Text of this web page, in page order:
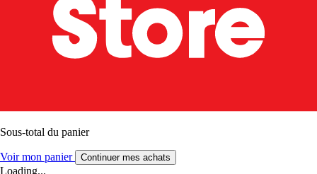
Sous-total du panier
Voir mon panier Continuer mes achats
Loading...